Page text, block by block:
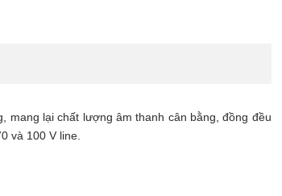
mang lại chất lượng âm thanh cân bằng, đồng đều
và 100 V line.